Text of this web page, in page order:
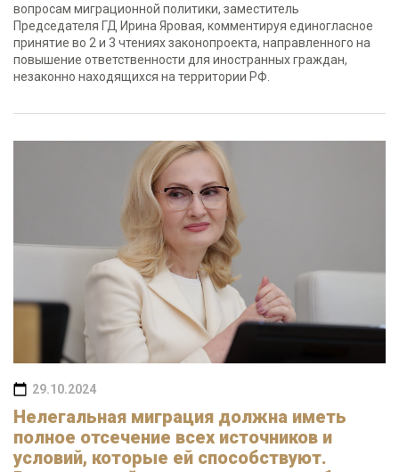
вопросам миграционной политики, заместитель
Председателя ГД Ирина Яровая, комментируя единогласное
принятие во 2 и 3 чтениях законопроекта, направленного на
повышение ответственности для иностранных граждан,
незаконно находящихся на территории РФ.
29.10.2024
Нелегальная миграция должна иметь
полное отсечение всех источников и
условий, которые ей способствуют.